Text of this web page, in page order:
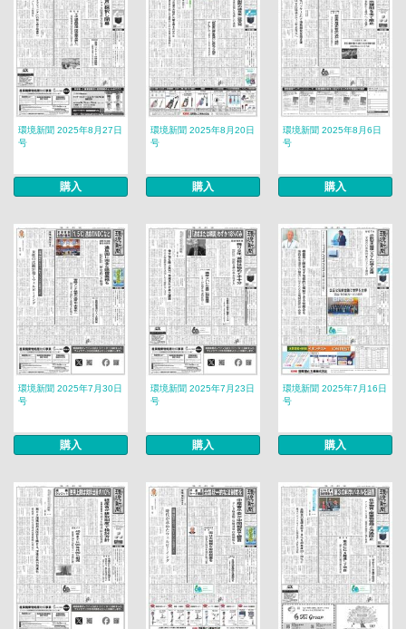
環境新聞 2025年8月27日
号
購入
環境新聞 2025年8月20日
号
購入
環境新聞 2025年8月6日
号
購入
環境新聞 2025年7月30日
号
購入
環境新聞 2025年7月23日
号
購入
環境新聞 2025年7月16日
号
購入